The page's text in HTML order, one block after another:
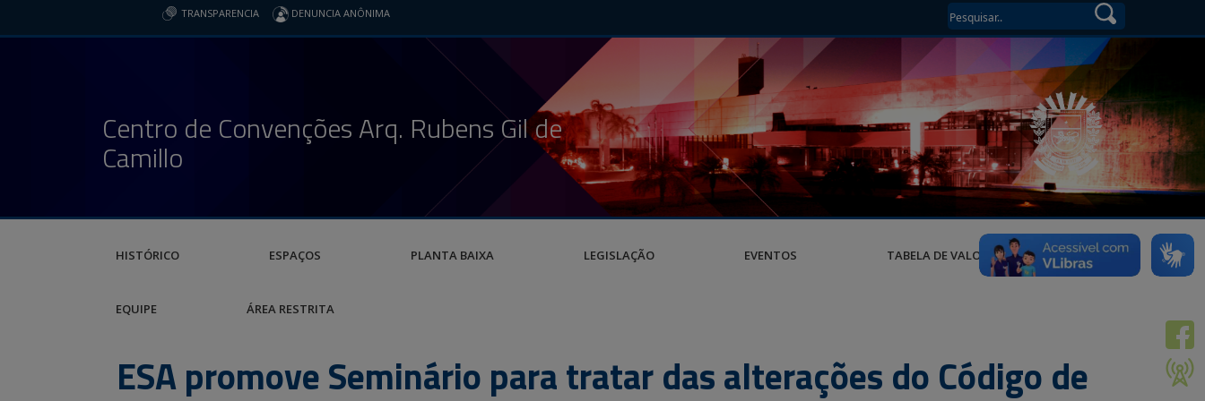
TRANSPARENCIA DENUNCIA ANÔNIMA
Centro de Convenções Arq. Rubens Gil de
Camillo
HISTÓRICO ESPAÇOS PLANTA BAIXA LEGISLAÇÃO EVENTOS TABELA DE VALORES
EQUIPE ÁREA RESTRITA
ESA promove Seminário para tratar das alterações do Código de